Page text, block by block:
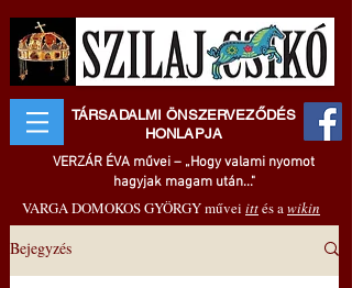
TÁRSADALMI ÖNSZERVEZŐDÉS
HONLAPJA
VERZÁR ÉVA művei – „Hogy valami nyomot
hagyjak magam után..."
VARGA DOMOKOS GYÖRGY művei ittés awikin
Bejegyzés